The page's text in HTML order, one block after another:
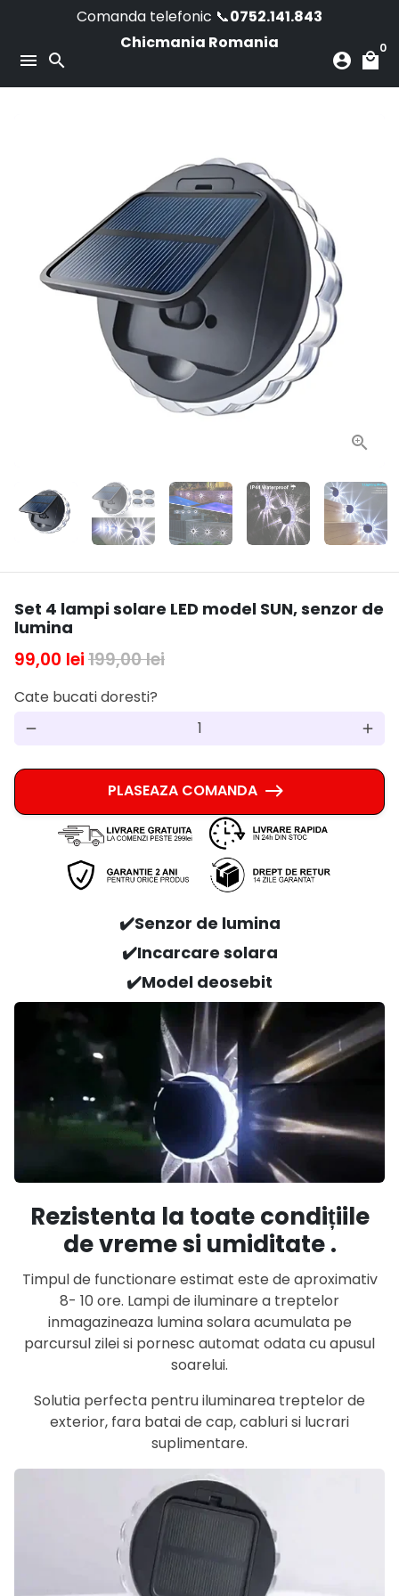
content
Comanda telefonic 📞0752.141.843
menu search
Chicmania Romania
account_circle local_mall
0
Set 4 lampi solare LED model SUN, senzor de
lumina
99,00 lei199,00 lei
Cate bucati doresti?
remove add
PLASEAZA COMANDA
✔️Senzor de lumina
✔️Incarcare solara
✔️Model deosebit
Rezistenta la toate condițiile
de vreme si umiditate .
Timpul de functionare estimat este de aproximativ
8- 10 ore. Lampi de iluminare a treptelor
inmagazineaza lumina solara acumulata pe
parcursul zilei si pornesc automat odata cu apusul
soarelui.
Solutia perfecta pentru iluminarea treptelor de
exterior, fara batai de cap, cabluri si lucrari
suplimentare.